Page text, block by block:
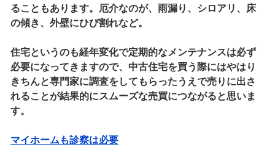
ることもあります。厄介なのが、雨漏り、シロアリ、床
の傾き、外壁にひび割れなど。
住宅というのも経年変化で定期的なメンテナンスは必ず
必要になってきますので、中古住宅を買う際にはやはり
きちんと専門家に調査をしてもらったうえで売りに出さ
れることが結果的にスムーズな売買につながると思いま
す。
マイホームも診察は必要